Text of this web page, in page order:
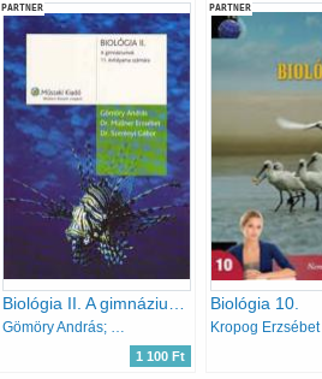
PARTNER
1 100 Ft
PARTNER
Biológia 10.
Kropog Erzsébet